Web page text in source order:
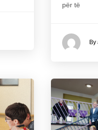
për të
By